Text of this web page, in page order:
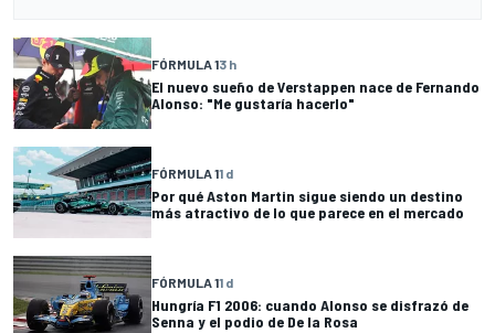
FÓRMULA 13 h
El nuevo sueño de Verstappen nace de Fernando
Alonso: "Me gustaría hacerlo"
FÓRMULA 11 d
Por qué Aston Martin sigue siendo un destino
más atractivo de lo que parece en el mercado
FÓRMULA 11 d
Hungría F1 2006: cuando Alonso se disfrazó de
Senna y el podio de De la Rosa